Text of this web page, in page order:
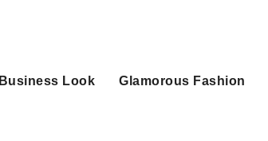
Business Look Glamorous Fashion